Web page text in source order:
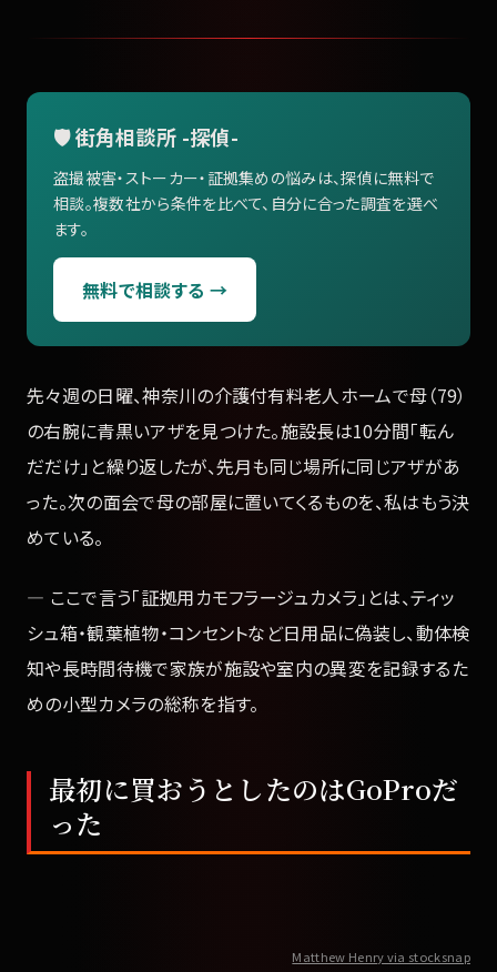
🛡️ 街角相談所 -探偵-
盗撮被害・ストーカー・証拠集めの悩みは、探偵に無料で
相談。複数社から条件を比べて、自分に合った調査を選べ
ます。
無料で相談する →
先々週の日曜、神奈川の介護付有料老人ホームで母（79）
の右腕に青黒いアザを見つけた。施設長は10分間「転ん
だだけ」と繰り返したが、先月も同じ場所に同じアザがあ
った。次の面会で母の部屋に置いてくるものを、私はもう決
めている。
— ここで言う「証拠用カモフラージュカメラ」とは、ティッ
シュ箱・観葉植物・コンセントなど日用品に偽装し、動体検
知や長時間待機で家族が施設や室内の異変を記録するた
めの小型カメラの総称を指す。
最初に買おうとしたのはGoProだ
った
Matthew Henry via stocksnap